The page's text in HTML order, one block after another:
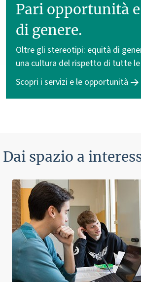
Pari opportunità
di genere.
Oltre gli stereotipi: equità di
una cultura del rispetto di tutte
Scopri i servizi e le opportunità
Dai spazio a